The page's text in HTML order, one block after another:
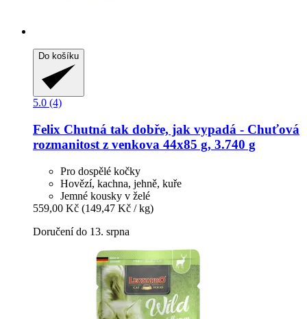
Do košíku
5.0 (4)
Felix Chutná tak dobře, jak vypadá -​ Chuťová
rozmanitost z venkova 44x85 g, 3.740 g
Pro dospělé kočky
Hovězí, kachna, jehně, kuře
Jemné kousky v želé
559,00 Kč (149,47 Kč / kg)
Doručení do 13. srpna